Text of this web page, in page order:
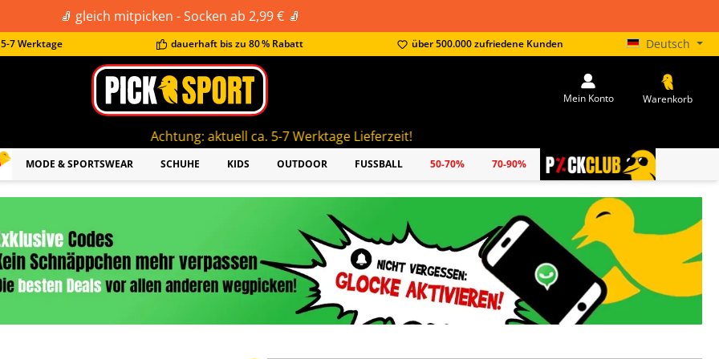
🧦 gleich mitpicken - Socken ab 2,99 € 🧦
7 Werktage dauerhaft bis zu 80 % Rabatt über 500.000 zufriedene Kunden Deutsch
Achtung: aktuell ca. 5-7 Werktage Lieferzeit!
Mein Konto Warenkorb
MODE & SPORTSWEAR SCHUHE KIDS OUTDOOR FUSSBALL 50-70% 70-90% PICKCLUB